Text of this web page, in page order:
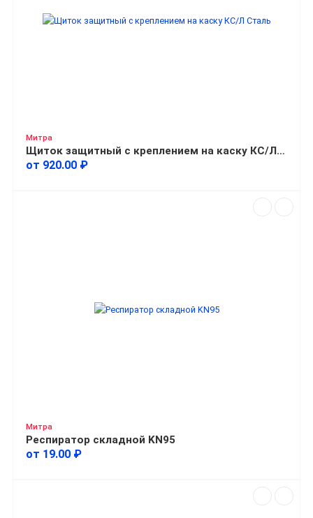
Митра
Щиток защитный с креплением на каску КС/Л Сталь
от 920.00 ₽
Митра
Респиратор складной KN95
от 19.00 ₽